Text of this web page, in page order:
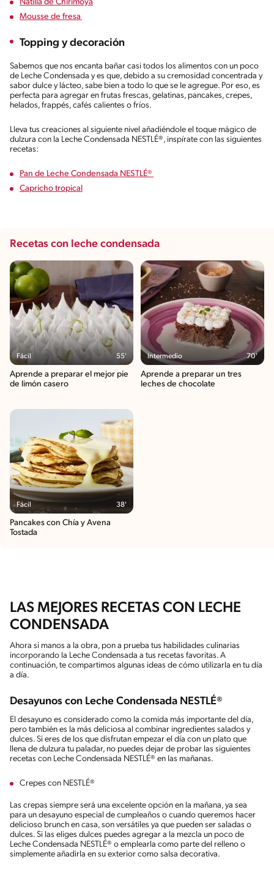
Natilla de Chirimoya
Mousse de fresa
Topping y decoración
Sabemos que nos encanta bañar casi todos los alimentos con un poco
de Leche Condensada y es que, debido a su cremosidad concentrada y
sabor dulce y lácteo, sabe bien a todo lo que se le agregue. Por eso, es
perfecta para agregar en frutas frescas, gelatinas, pancakes, crepes,
helados, frappés, cafés calientes o fríos.
Lleva tus creaciones al siguiente nivel añadiéndole el toque mágico de
dulzura con la Leche Condensada NESTLÉ®, inspírate con las siguientes
recetas:
Pan de Leche Condensada NESTLÉ®
Capricho tropical
Recetas con leche condensada
Fácil 55'
Aprende a preparar el mejor pie
de limón casero
Intermedio 70'
Aprende a preparar un tres
leches de chocolate
Fácil 38'
Pancakes con Chía y Avena
Tostada
LAS MEJORES RECETAS CON LECHE
CONDENSADA
Ahora si manos a la obra, pon a prueba tus habilidades culinarias
incorporando la Leche Condensada a tus recetas favoritas. A
continuación, te compartimos algunas ideas de cómo utilizarla en tu día
a día.
Desayunos con Leche Condensada NESTLÉ®
El desayuno es considerado como la comida más importante del día,
pero también es la más deliciosa al combinar ingredientes salados y
dulces. Si eres de los que disfrutan empezar el día con un plato que
llena de dulzura tu paladar, no puedes dejar de probar las siguientes
recetas con Leche Condensada NESTLÉ® en las mañanas.
Crepes con NESTLÉ®
Las crepas siempre será una excelente opción en la mañana, ya sea
para un desayuno especial de cumpleaños o cuando queremos hacer
delicioso brunch en casa, son versátiles ya que pueden ser saladas o
dulces. Si las eliges dulces puedes agregar a la mezcla un poco de
Leche Condensada NESTLÉ® o emplearla como parte del relleno o
simplemente añadirla en su exterior como salsa decorativa.